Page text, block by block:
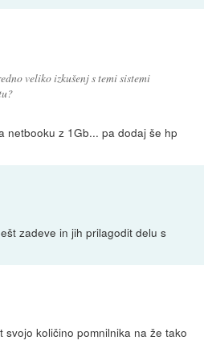
veliko izkušenj s temi sistemi
netbooku z 1Gb... pa dodaj še hp
zadeve in jih prilagodit delu s
količino pomnilnika na že tako